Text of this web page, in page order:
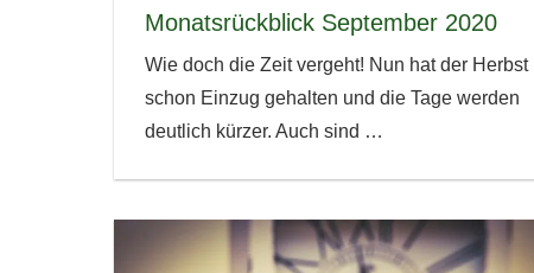
Monatsrückblick September 2020
Wie doch die Zeit vergeht! Nun hat der Herbst
schon Einzug gehalten und die Tage werden
deutlich kürzer. Auch sind …